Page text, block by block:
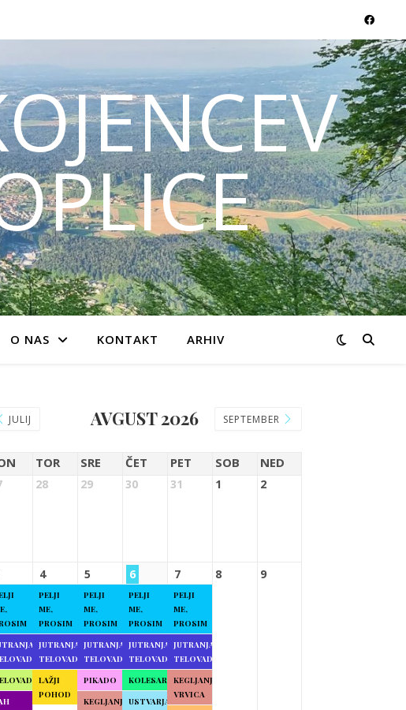
O NAS KONTAKT ARHIV
JULIJ AVGUST 2026 SEPTEMBER
TOR SRE ČET PET SOB NED
28 29 30 31 1 2
4
PELJI
ME,
PROSIM
JUTRANJA
TELOVADBA
LAŽJI
POHOD
5
PELJI
ME,
PROSIM
JUTRANJA
TELOVADBA
PIKADO
KEGLJANJE
6
PELJI
ME,
PROSIM
JUTRANJA
TELOVADBA
KOLESARJENJE
USTVARJALNE
7
PELJI
ME,
PROSIM
JUTRANJA
TELOVADBA
KEGLJANJE
VRVICA
8 9